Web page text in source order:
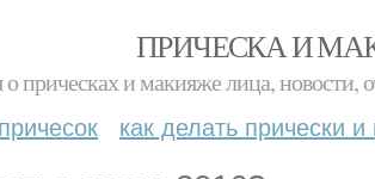
ПРИЧЕСКА И
прическах и макияже лица, новости,
как делать прически